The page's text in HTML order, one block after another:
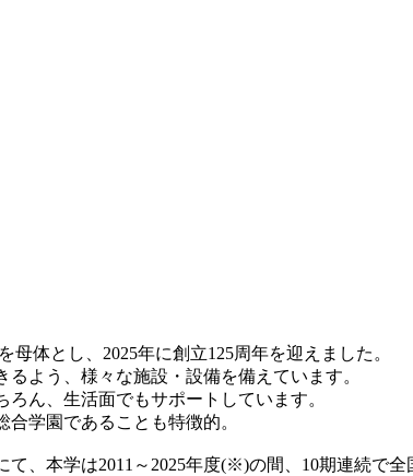
体とし、2025年に創立125周年を迎えました。
よう、様々な施設・設備を備えています。
ん、生活面でもサポートしています。
学園であることも特徴的。
、本学は2011～2025年度(※)の間、10期連続で全